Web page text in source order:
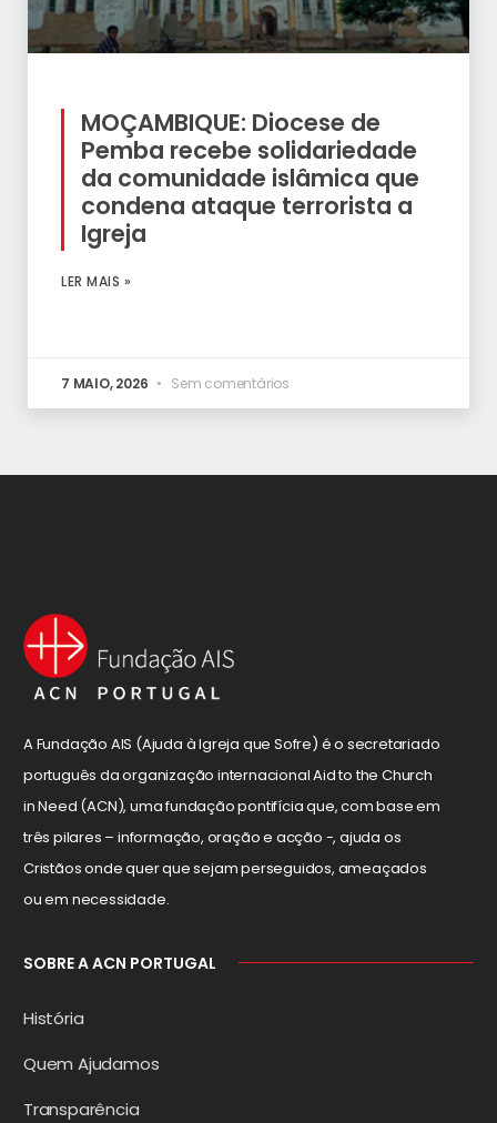
MOÇAMBIQUE: Diocese de
Pemba recebe solidariedade
da comunidade islâmica que
condena ataque terrorista a
Igreja
LER MAIS »
7 MAIO, 2026 Sem comentários
A Fundação AIS (Ajuda à Igreja que Sofre) é o secretariado
português da organização internacional Aid to the Church
in Need (ACN), uma fundação pontifícia que, com base em
três pilares – informação, oração e acção -, ajuda os
Cristãos onde quer que sejam perseguidos, ameaçados
ou em necessidade.
SOBRE A ACN PORTUGAL
História
Quem Ajudamos
Transparência